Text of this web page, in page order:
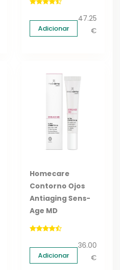
Adicionar
47.25
€
Homecare
Contorno Ojos
Antiaging Sens-
Age MD
Adicionar
36.00
€